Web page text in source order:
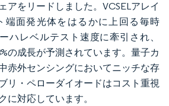
アをリードしました。VCSELアレイ
端面発光体をはるかに上回る毎時
ハレベルテスト速度に牽引され、
の成長が予測されています。量子カ
赤外センシングにおいてニッチな存
リ・ペローダイオードはコスト重視
に対応しています。